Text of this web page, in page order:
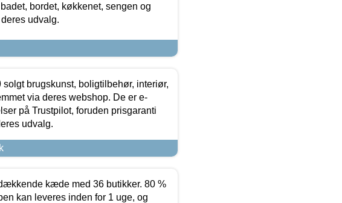
bordet, køkkenet, sengen og
udvalg.
brugskunst, boligtilbehør, interiør,
via deres webshop. De er e-
på Trustpilot, foruden prisgaranti
udvalg.
kæde med 36 butikker. 80 %
kan leveres inden for 1 uge, og